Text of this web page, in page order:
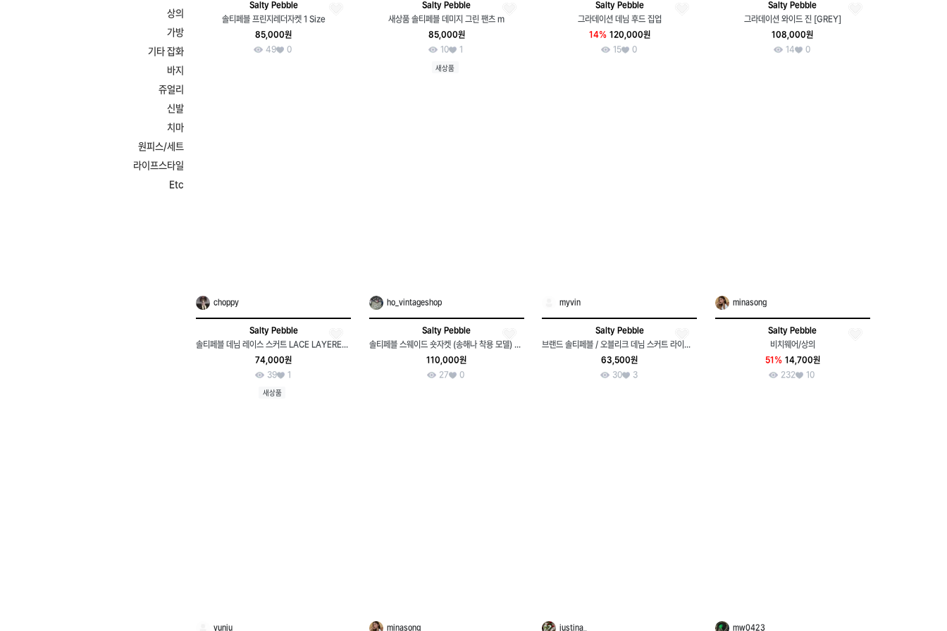
상의
가방
기타 잡화
바지
쥬얼리
신발
치마
원피스/세트
라이프스타일
Etc
Salty Pebble
솔티페블 프린지레더자켓 1 Size
85,000원
49
0
Salty Pebble
새상품 솔티페블 데미지 그린 팬츠 m
85,000원
10
1
새상품
Salty Pebble
그라데이션 데님 후드 집업
14% 120,000원
15
0
Salty Pebble
그라데이션 와이드 진 [GREY]
108,000원
14
0
choppy
Salty Pebble
74,000원
39
1
새상품
ho_vintageshop
Salty Pebble
110,000원
27
0
myvin
Salty Pebble
63,500원
30
3
minasong
Salty Pebble
비치웨어/상의
51% 14,700원
232
10
yunju minasong justina_ mw0423